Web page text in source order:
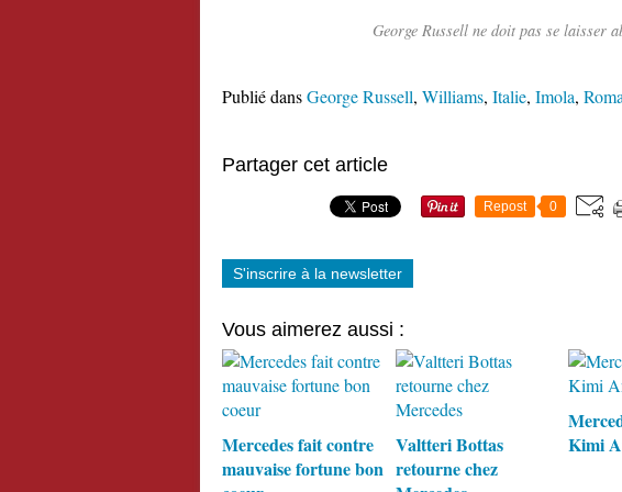
George Russell ne doit pas se laisser
Publié dansGeorge Russell, Williams, Italie, Imola,
Partager cet article
Repost 0
S'inscrire à la newsletter
Vous aimerez aussi :
Mercedes fait contre
mauvaise fortune bon
Valtteri Bottas
retourne chez
Kimi